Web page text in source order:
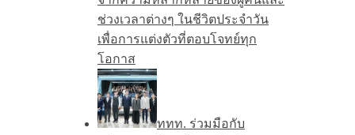
ช่วงเวลาต่างๆ ในชีวิตประจำวัน
เพื่อการแต่งตัวที่ตอบโจทย์ทุก
โอกาส
ททท. ร่วมมือกับ